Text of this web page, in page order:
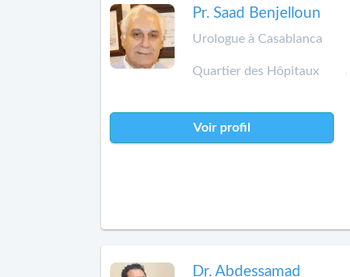
Pr. Saad Benjelloun
Urologue à Casablanca
Quartier des Hôpitaux
Voir profil
Dr. Abdessamad